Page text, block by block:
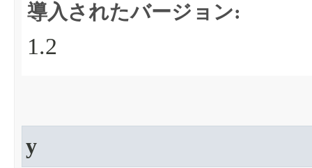
導入されたバージョン:
1.2
y